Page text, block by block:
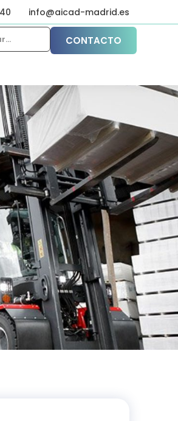
info@aicad-madrid.es
CONTACTO